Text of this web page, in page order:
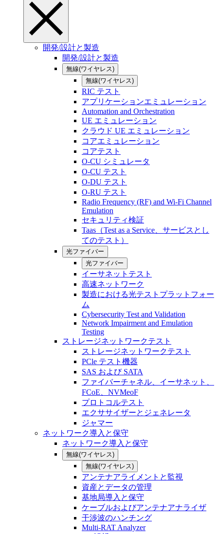
開発/設計と製造
開発/設計と製造
無線(ワイヤレス)
無線(ワイヤレス)
RIC テスト
アプリケーションエミュレーション
Automation and Orchestration
UE エミュレーション
クラウド UE エミュレーション
コアエミュレーション
コアテスト
O-CU シミュレータ
O-CU テスト
O-DU テスト
O-RU テスト
Radio Frequency (RF) and Wi-Fi Channel
Emulation
セキュリティ検証
Taas（Test as a Service、サービスとし
てのテスト）
光ファイバー
光ファイバー
イーサネットテスト
高速ネットワーク
製造における光テストプラットフォー
ム
Cybersecurity Test and Validation
Network Impairment and Emulation
Testing
ストレージネットワークテスト
ストレージネットワークテスト
PCle テスト機器
SAS および SATA
ファイバーチャネル、イーサネット、
FCoE、NVMeoF
プロトコルテスト
エクササイザーとジェネレータ
ジャマー
ネットワーク導入と保守
ネットワーク導入と保守
無線(ワイヤレス)
無線(ワイヤレス)
アンテナアライメントと監視
資産とデータの管理
基地局導入と保守
ケーブルおよびアンテナアナライザ
干渉波のハンチング
Multi-RAT Analyzer